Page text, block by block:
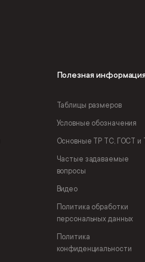
Полезная
Таблицы размеров
Условные обозначения
Основные ТР ТС, ГОСТ и
Частые задаваемые
вопросы
Видео
Политика обработки
персональных данных
Политика
конфиденциальности